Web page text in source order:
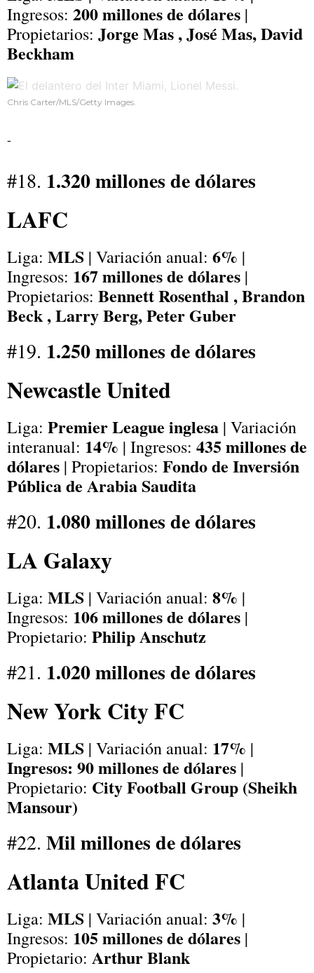
Ingresos: 200 millones de dólares |
Propietarios: Jorge Mas , José Mas, David
Beckham
Chris Carter/MLS/Getty Images.
-
#18. 1.320 millones de dólares
LAFC
Liga: MLS | Variación anual: 6% |
Ingresos: 167 millones de dólares |
Propietarios: Bennett Rosenthal , Brandon
Beck , Larry Berg, Peter Guber
#19. 1.250 millones de dólares
Newcastle United
Liga: Premier League inglesa | Variación
interanual: 14% | Ingresos: 435 millones de
dólares | Propietarios: Fondo de Inversión
Pública de Arabia Saudita
#20. 1.080 millones de dólares
LA Galaxy
Liga: MLS | Variación anual: 8% |
Ingresos: 106 millones de dólares |
Propietario: Philip Anschutz
#21. 1.020 millones de dólares
New York City FC
Liga: MLS | Variación anual: 17% |
Ingresos: 90 millones de dólares |
Propietario: City Football Group (Sheikh
Mansour)
#22. Mil millones de dólares
Atlanta United FC
Liga: MLS | Variación anual: 3% |
Ingresos: 105 millones de dólares |
Propietario: Arthur Blank